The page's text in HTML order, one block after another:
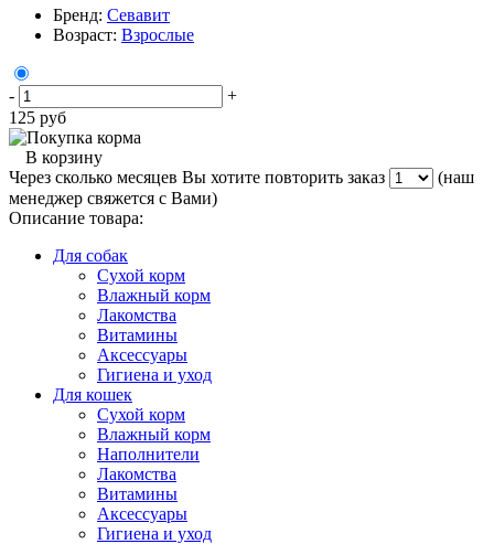
Бренд: Севавит
Возраст: Взрослые
-
+
125 руб
В корзину
Через сколько месяцев Вы хотите повторить заказ
(наш
менеджер свяжется с Вами)
Описание товара:
Для собак
Сухой корм
Влажный корм
Лакомства
Витамины
Аксессуары
Гигиена и уход
Для кошек
Сухой корм
Влажный корм
Наполнители
Лакомства
Витамины
Аксессуары
Гигиена и уход